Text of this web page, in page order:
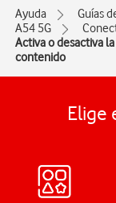
Ayuda Guías
A54 5G
Activa o desactiva
contenido
Elige